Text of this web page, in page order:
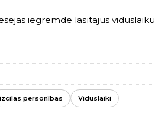
iegremdē lasītājus viduslaiku
izcilas personības Viduslaiki